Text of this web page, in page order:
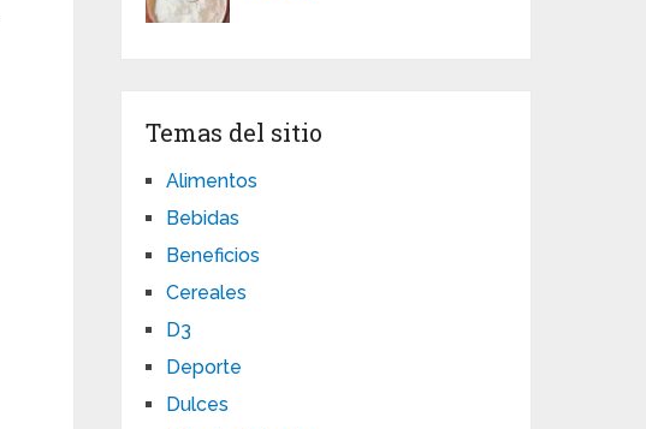
Temas del sitio
Alimentos
Bebidas
Beneficios
Cereales
D3
Deporte
Dulces